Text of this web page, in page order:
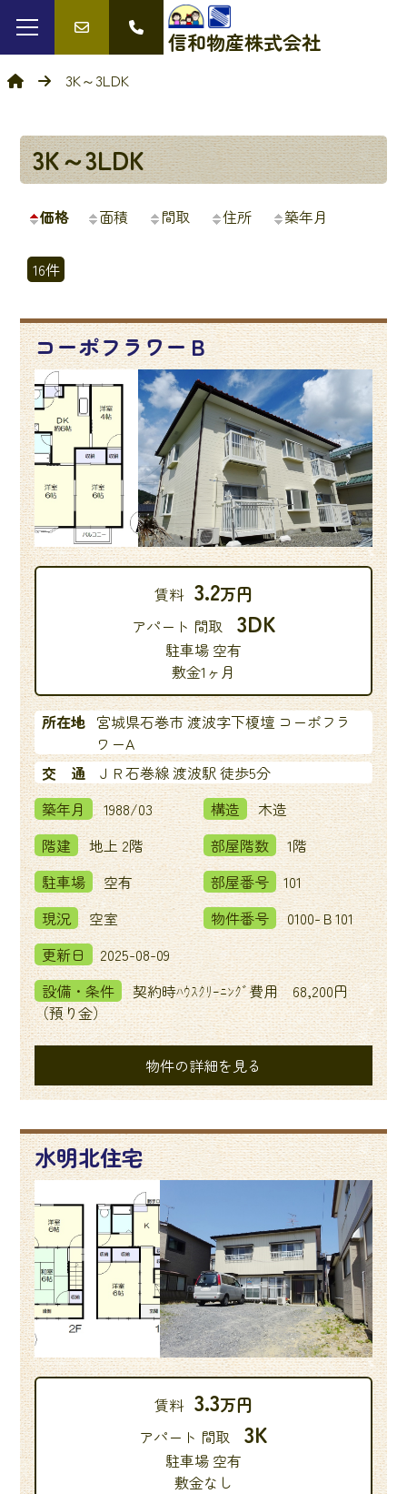
信和物産株式会社
3K～3LDK
3K～3LDK
価格 面積 間取 住所 築年月
16件
コーポフラワーＢ
賃料 3.2万円
アパート 間取 3DK
駐車場 空有
敷金1ヶ月
所在地 宮城県石巻市 渡波字下榎壇 コーポフラ
ワーA
交 通
ＪＲ石巻線 渡波駅 徒歩5分
築年月
1988/03 構造
木造
階建
地上 2階 部屋階数
1階
駐車場
空有 部屋番号
101
現況
空室 物件番号
0100-Ｂ101
更新日
2025-08-09
設備・条件
契約時ﾊｳｽｸﾘｰﾆﾝｸﾞ費用 68,200円
（預り金）
物件の詳細を見る
水明北住宅
賃料 3.3万円
アパート 間取 3K
駐車場 空有
敷金なし